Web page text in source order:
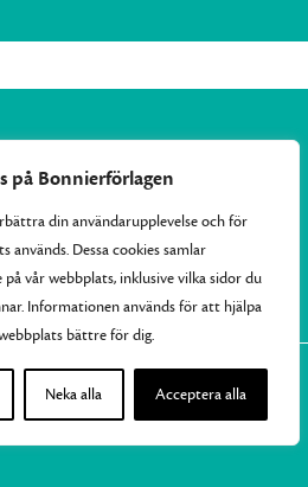
på Bonnierförlagen
din användarupplevelse och för
används. Dessa cookies samlar
vår webbplats, inklusive vilka sidor du
Informationen används för att hjälpa
bättre för dig.
Neka alla Acceptera alla
och ger varje
titlar.